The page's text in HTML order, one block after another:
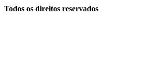
Todos os direitos reservados